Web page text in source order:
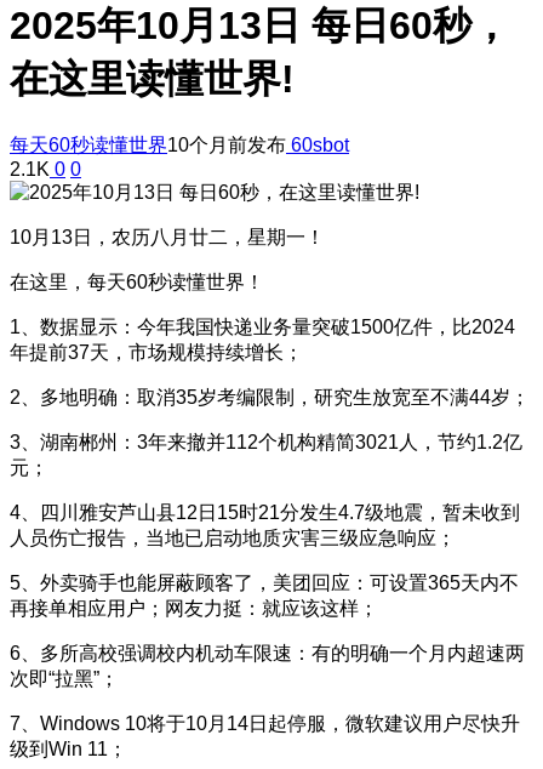
2025年10月13日 每日60秒，
在这里读懂世界!
每天60秒读懂世界10个月前发布 60sbot
2.1K 0 0
10月13日，农历八月廿二，星期一！
在这里，每天60秒读懂世界！
1、数据显示：今年我国快递业务量突破1500亿件，比2024
年提前37天，市场规模持续增长；
2、多地明确：取消35岁考编限制，研究生放宽至不满44岁；
3、湖南郴州：3年来撤并112个机构精简3021人，节约1.2亿
元；
4、四川雅安芦山县12日15时21分发生4.7级地震，暂未收到
人员伤亡报告，当地已启动地质灾害三级应急响应；
5、外卖骑手也能屏蔽顾客了，美团回应：可设置365天内不
再接单相应用户；网友力挺：就应该这样；
6、多所高校强调校内机动车限速：有的明确一个月内超速两
次即“拉黑”；
7、Windows 10将于10月14日起停服，微软建议用户尽快升
级到Win 11；